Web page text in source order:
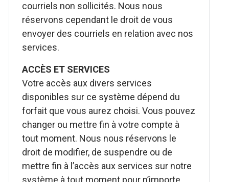
courriels non sollicités. Nous nous
réservons cependant le droit de vous
envoyer des courriels en relation avec nos
services.
ACCÈS ET SERVICES
Votre accès aux divers services
disponibles sur ce système dépend du
forfait que vous aurez choisi. Vous pouvez
changer ou mettre fin à votre compte à
tout moment. Nous nous réservons le
droit de modifier, de suspendre ou de
mettre fin à l’accès aux services sur notre
système à tout moment pour n’importe